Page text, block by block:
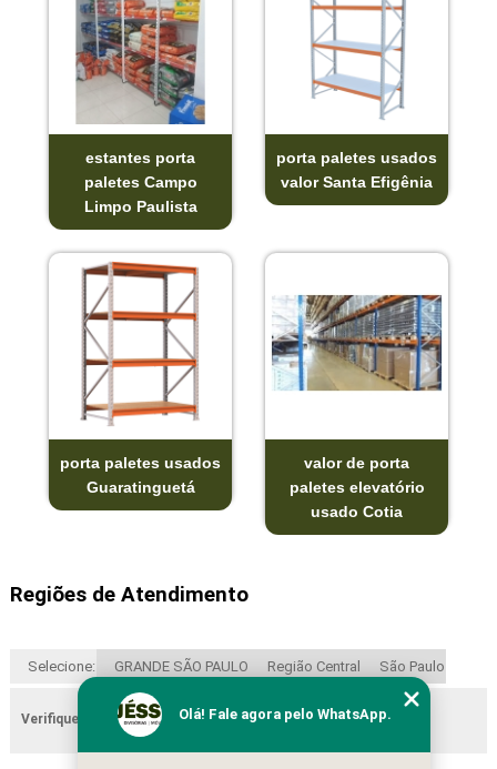
estantes porta
paletes Campo
Limpo Paulista
porta paletes usados
valor Santa Efigênia
porta paletes usados
Guaratinguetá
valor de porta
paletes elevatório
usado Cotia
Regiões de Atendimento
Selecione: GRANDE SÃO PAULO Região Central São Paulo
Verifique as regiões que atendemosOlá! Fale agora pelo WhatsApp.